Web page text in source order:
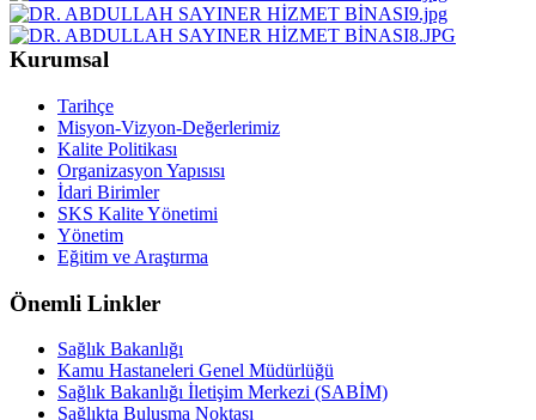
Kurumsal
Tarihçe
Misyon-Vizyon-Değerlerimiz
Kalite Politikası
Organizasyon Yapısısı
İdari Birimler
SKS Kalite Yönetimi
Yönetim
Eğitim ve Araştırma
Önemli Linkler
Sağlık Bakanlığı
Kamu Hastaneleri Genel Müdürlüğü
Sağlık Bakanlığı İletişim Merkezi (SABİM)
Sağlıkta Buluşma Noktası